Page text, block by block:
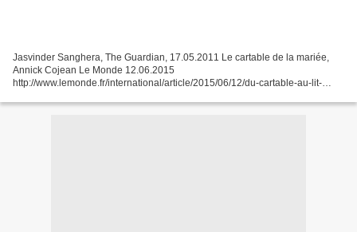
Jasvinder Sanghera, The Guardian, 17.05.2011 Le cartable de la mariée,
Annick Cojean Le Monde 12.06.2015
http://www.lemonde.fr/international/article/2015/06/12/du-cartable-au-lit-
http://kassataya.com/societe/16933-du-cartable-au-lit-conjugal-la-tragedie-